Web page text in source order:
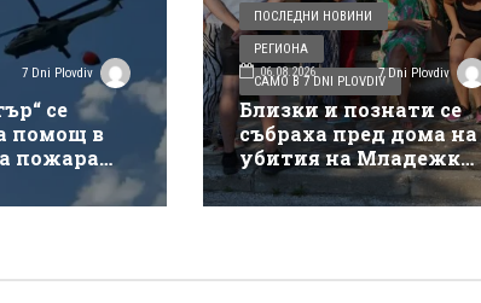
7 Dni Plovdiv
се
помощ в
пожара
ПОСЛЕДНИ НОВИНИ
РЕГИОНА
САМО В 7 DNI PLOVDIV
06.08.2026 7 Dni Plovdiv
Близки и познати се
събраха пред дома на
убития на Младежки
хълм: Не е педофил,
търсеше си